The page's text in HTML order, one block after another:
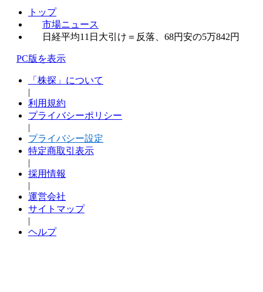
トップ
市場ニュース
日経平均11日大引け＝反落、68円安の5万842円
PC版を表示
「株探」について
|
利用規約
プライバシーポリシー
|
プライバシー設定
特定商取引表示
|
採用情報
|
運営会社
サイトマップ
|
ヘルプ